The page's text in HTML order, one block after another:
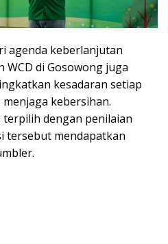
agenda keberlanjutan
WCD di Gosowong juga
kesadaran setiap
kebersihan.
terpilih dengan penilaian
tersebut mendapatkan